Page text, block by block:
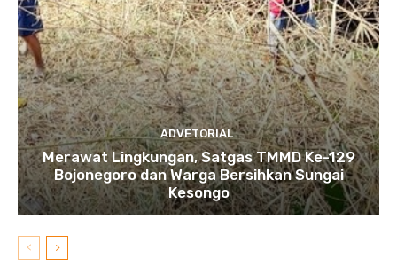
ADVETORIAL
Merawat Lingkungan, Satgas TMMD Ke-129
Bojonegoro dan Warga Bersihkan Sungai
Kesongo